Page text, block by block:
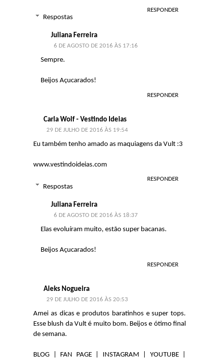
RESPONDER
Respostas
Juliana Ferreira
6 DE AGOSTO DE 2016 ÀS 17:16
Sempre.
Beijos Açucarados!
RESPONDER
Carla Wolf - Vestindo Ideias
29 DE JULHO DE 2016 ÀS 19:54
Eu também tenho amado as maquiagens da Vult :3
www.vestindoideias.com
RESPONDER
Respostas
Juliana Ferreira
6 DE AGOSTO DE 2016 ÀS 18:37
Elas evoluíram muito, estão super bacanas.
Beijos Açucarados!
RESPONDER
Aleks Nogueira
29 DE JULHO DE 2016 ÀS 20:53
Amei as dicas e produtos baratinhos e super tops.
Esse blush da Vult é muito bom. Beijos e ótimo final
de semana.
BLOG FAN PAGE| INSTAGRAM YOUTUBE|